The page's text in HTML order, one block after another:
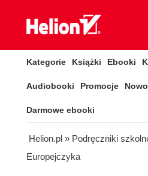
Kategorie Książki Ebooki
Audiobooki Promocje
Darmowe ebooki
Helion.pl » Podręczniki
Europejczyka